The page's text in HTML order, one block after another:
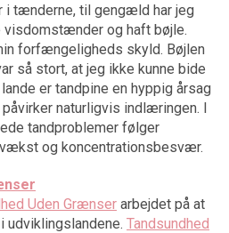
tænderne, til gengæld har jeg
og haft bøjle.
forfængeligheds skyld. Bøjlen
så stort, at jeg ikke kunne bide
er tandpine en hyppig årsag
naturligvis indlæringen. I
tandproblemer følger
og koncentrationsbesvær.
Uden Grænser arbejdet på at
udviklingslandene. Tandsundhed